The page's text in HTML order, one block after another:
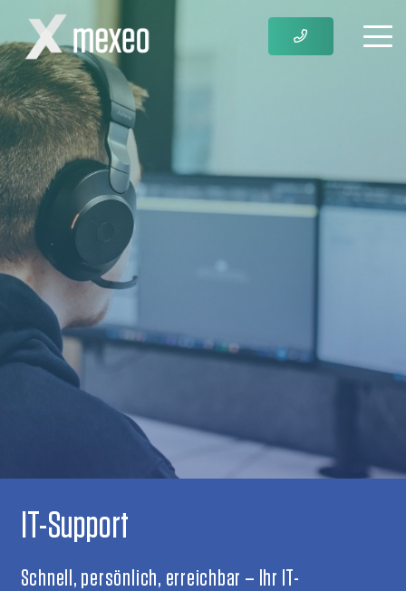
IT-Support
Schnell, persönlich, erreichbar – Ihr IT-